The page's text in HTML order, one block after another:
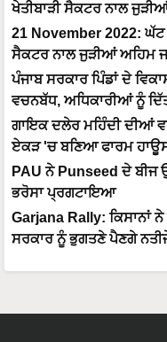
ਖੇਤੀਬਾੜੀ ਸੈਕਟਰ ਨਾਲ
21 November 2022: ਘੱਟ
ਸੈਕਟਰ ਨਾਲ ਜੁੜੀਆਂ ਅਹਿਮ
ਪੰਜਾਬ ਸਰਕਾਰ ਪਿੰਡਾਂ ਦੇ
ਵਚਨਬੱਧ, ਅਧਿਕਾਰੀਆਂ ਨੂੰ
ਗਾਇਕ ਦਲੇਰ ਮਹਿੰਦੀ ਦੀਆਂ
ਏਕੜ 'ਚ ਬਣਿਆ ਫਾਰਮ
PAU ਨੇ Punseed ਦੇ ਬੀਜ
ਭਰੋਸਾ ਪ੍ਰਗਟਾਇਆ
Garjana Rally: ਕਿਸਾਨਾਂ
ਸਰਕਾਰ ਨੂੰ ਭੁਗਤਣੇ ਪੈਣਗੇ